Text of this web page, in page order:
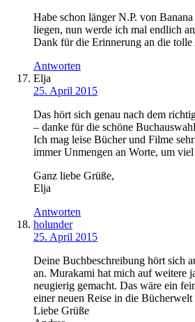
Habe schon länger N.P. von
liegen, nun werde ich mal endlich
Dank für die Erinnerung an die
Antworten
Elja
25. April 2015
Das hört sich genau nach dem
– danke für die schöne
Ich mag leise Bücher und Filme
immer Unmengen an Worte, um viel
Ganz liebe Grüße,
Elja
Antworten
holunder
25. April 2015
Deine Buchbeschreibung hört sich
an. Murakami hat mich auf weitere
neugierig gemacht. Das wäre ein
einer neuen Reise in die Bücherwelt
Liebe Grüße